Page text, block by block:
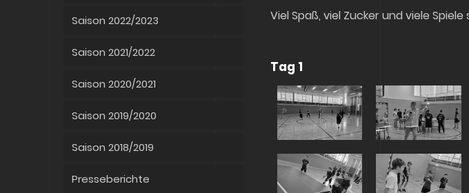
Viel Spaß, viel Zucker und viele
Tag 1
Saison 2022/2023
Saison 2021/2022
Saison 2020/2021
Saison 2019/2020
Saison 2018/2019
Presseberichte